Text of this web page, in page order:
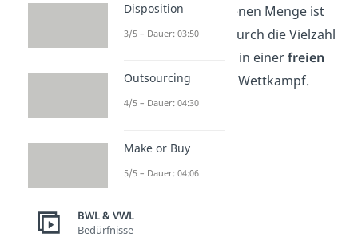
Summe der angebotenen Menge ist
dasMarktangebot
. Durch die Vielzahl
der Parteien entsteht in einerfreien
Marktwirtschaft
der Wettkampf.
Disposition
3/5 – Dauer: 03:50
Outsourcing
4/5 – Dauer: 04:30
Make or Buy
5/5 – Dauer: 04:06
BWL & VWL
Bedürfnisse